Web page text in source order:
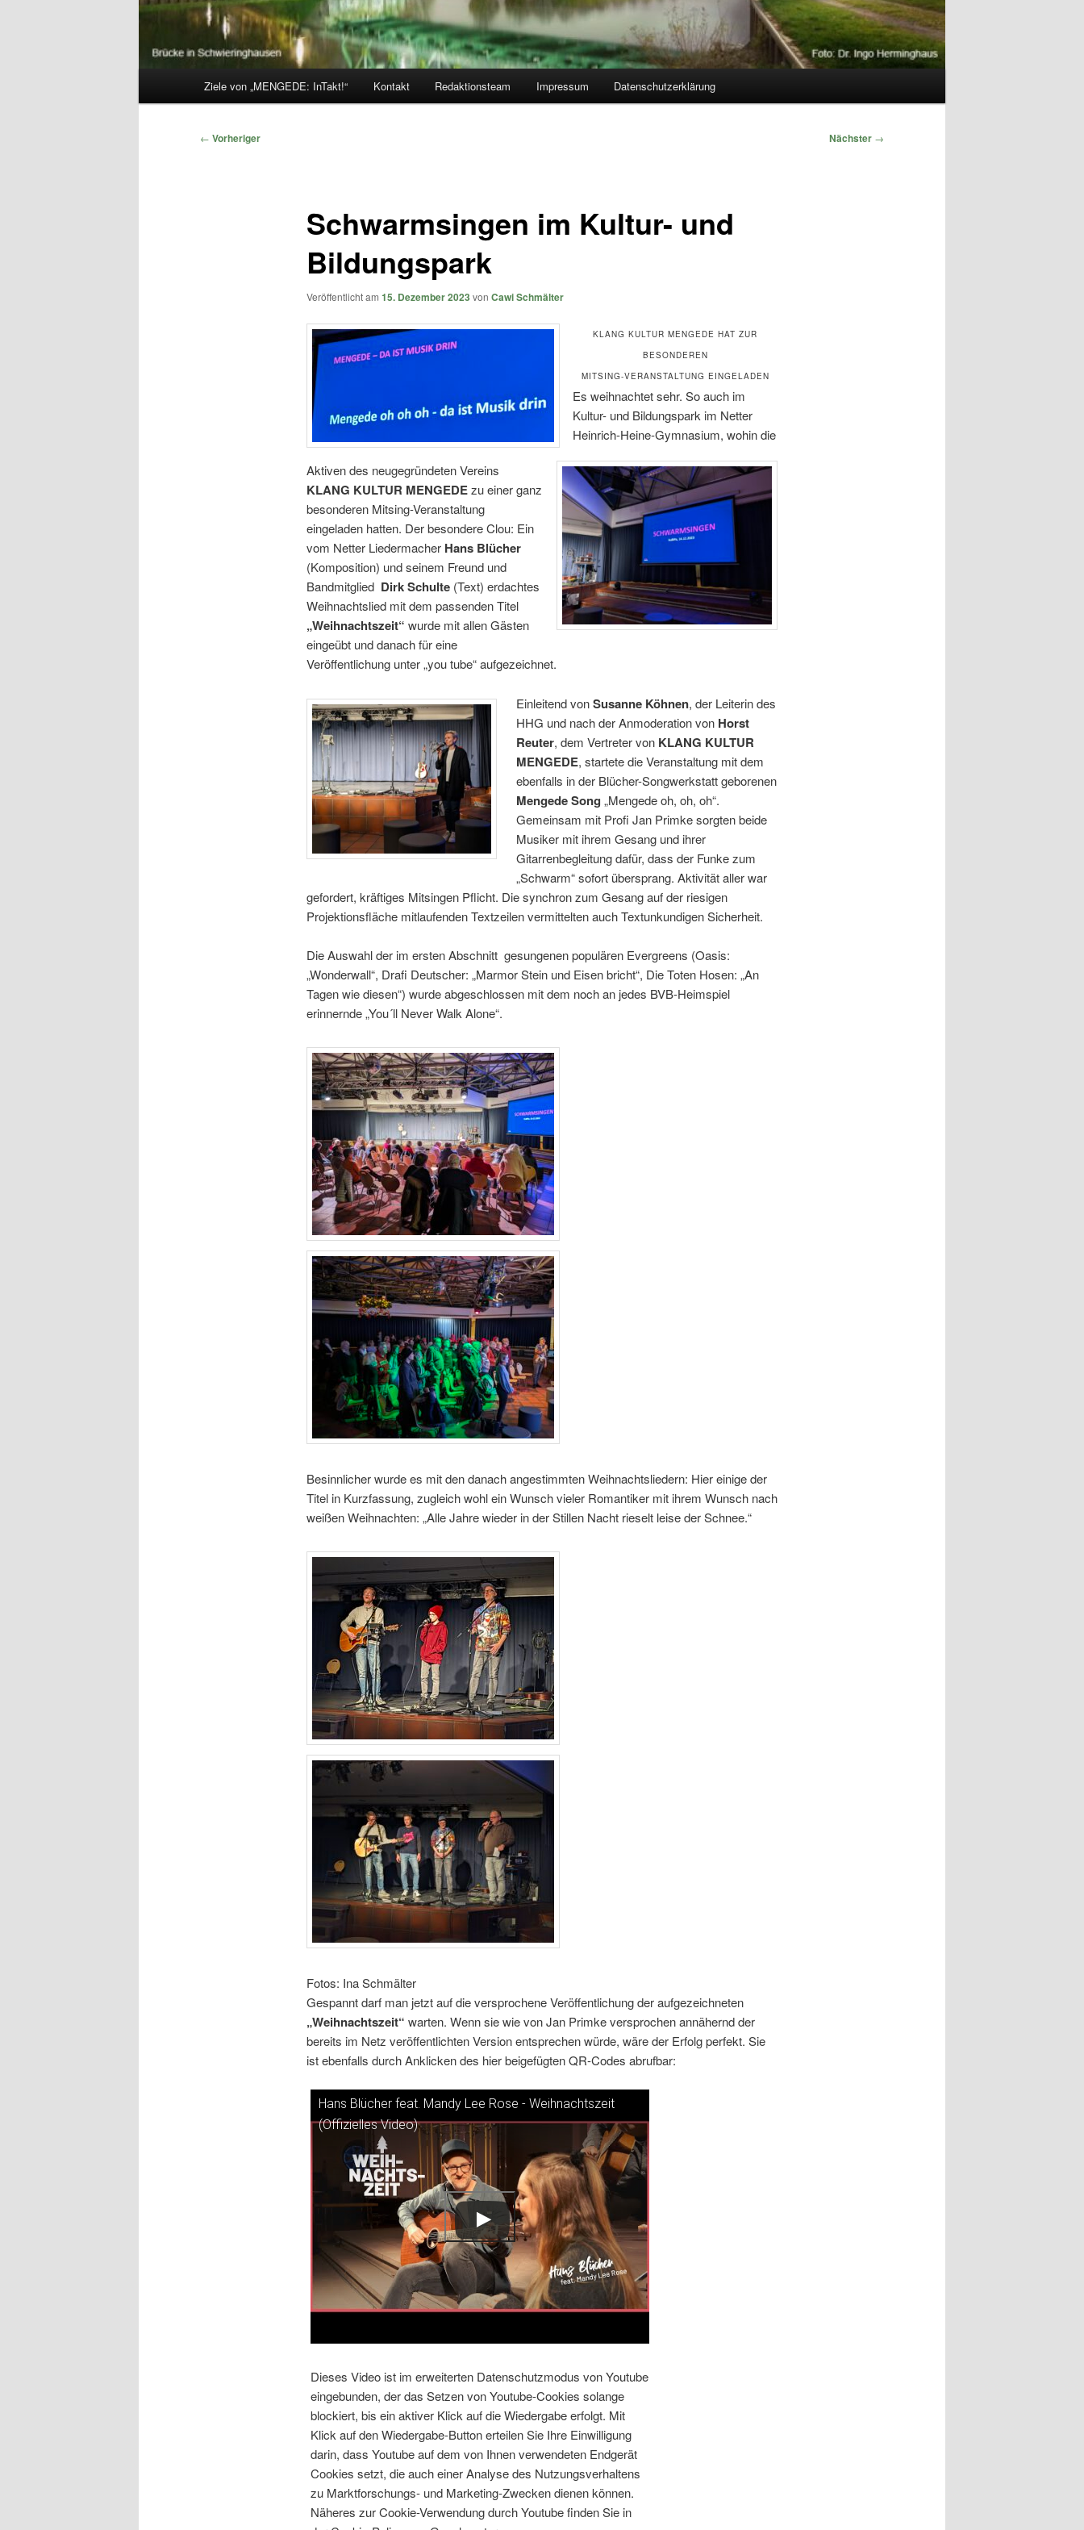
Ziele von „MENGEDE: InTakt!“ Kontakt Redaktionsteam Impressum Datenschutzerklärung
Beitragsnavigation
← Vorheriger Nächster →
Schwarmsingen im Kultur- und
Bildungspark
Veröffentlicht am 15. Dezember 2023 von Cawi Schmälter
KLANG KULTUR MENGEDE HAT ZUR
BESONDEREN
MITSING-VERANSTALTUNG EINGELADEN
Es weihnachtet sehr. So auch im
Kultur- und Bildungspark im Netter
Heinrich-Heine-Gymnasium, wohin die
Aktiven des neugegründeten Vereins
KLANG KULTUR MENGEDEzu einer ganz
besonderen Mitsing-Veranstaltung
eingeladen hatten. Der besondere Clou: Ein
vom Netter Liedermacher Hans Blücher
(Komposition) und seinem Freund und
Bandmitglied Dirk Schulte(Text) erdachtes
Weihnachtslied mit dem passenden Titel
„Weihnachtszeit“ wurde mit allen Gästen
eingeübt und danach für eine
Veröffentlichung unter „you tube“ aufgezeichnet.
Einleitend vonSusanne Köhnen, der Leiterin des
HHG und nach der Anmoderation von Horst
Reuter, dem Vertreter von KLANG KULTUR
MENGEDE, startete die Veranstaltung mit dem
ebenfalls in der Blücher-Songwerkstatt geborenen
Mengede Song „Mengede oh, oh, oh“.
Gemeinsam mit Profi Jan Primke sorgten beide
Musiker mit ihrem Gesang und ihrer
Gitarrenbegleitung dafür, dass der Funke zum
„Schwarm“ sofort übersprang. Aktivität aller war
gefordert, kräftiges Mitsingen Pflicht. Die synchron zum Gesang auf der riesigen
Projektionsfläche mitlaufenden Textzeilen vermittelten auch Textunkundigen Sicherheit.
Die Auswahl der im ersten Abschnitt gesungenen populären Evergreens (Oasis:
„Wonderwall“, Drafi Deutscher: „Marmor Stein und Eisen bricht“, Die Toten Hosen: „An
Tagen wie diesen“) wurde abgeschlossen mit dem noch an jedes BVB-Heimspiel
erinnernde „You´ll Never Walk Alone“.
Besinnlicher wurde es mit den danach angestimmten Weihnachtsliedern: Hier einige der
Titel in Kurzfassung, zugleich wohl ein Wunsch vieler Romantiker mit ihrem Wunsch nach
weißen Weihnachten: „Alle Jahre wieder in der Stillen Nacht rieselt leise der Schnee.“
Fotos: Ina Schmälter
Gespannt darf man jetzt auf die versprochene Veröffentlichung der aufgezeichneten
„Weihnachtszeit“ warten. Wenn sie wie von Jan Primke versprochen annähernd der
bereits im Netz veröffentlichten Version entsprechen würde, wäre der Erfolg perfekt. Sie
ist ebenfalls durch Anklicken des hier beigefügten QR-Codes abrufbar:
Hans Blücher feat. Mandy Lee Rose - Weihnachtszeit
(Offizielles Video)
Dieses Video ist im erweiterten Datenschutzmodus von Youtube
eingebunden, der das Setzen von Youtube-Cookies solange
blockiert, bis ein aktiver Klick auf die Wiedergabe erfolgt. Mit
Klick auf den Wiedergabe-Button erteilen Sie Ihre Einwilligung
darin, dass Youtube auf dem von Ihnen verwendeten Endgerät
Cookies setzt, die auch einer Analyse des Nutzungsverhaltens
zu Marktforschungs- und Marketing-Zwecken dienen können.
Näheres zur Cookie-Verwendung durch Youtube finden Sie in